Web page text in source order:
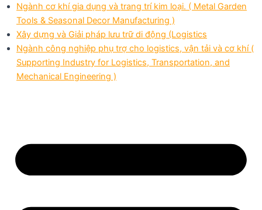
Ngành cơ khí gia dụng và trang trí kim loại. ( Metal Garden
Tools & Seasonal Decor Manufacturing )
Xây dựng và Giải pháp lưu trữ di động (Logistics
Ngành công nghiệp phụ trợ cho logistics, vận tải và cơ khí (
Supporting Industry for Logistics, Transportation, and
Mechanical Engineering )